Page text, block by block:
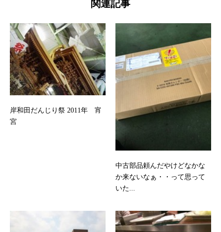
関連記事
岸和田だんじり祭 2011年 宵
宮
中古部品頼んだやけどなかな
か来ないなぁ・・って思って
いた...